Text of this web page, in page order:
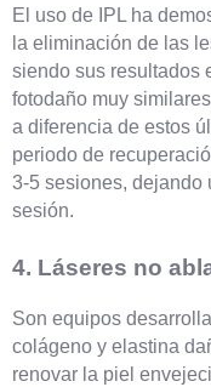
El uso de IPL ha
la eliminación de las
siendo sus resultados
fotodaño muy
a diferencia de estos
periodo de
3-5 sesiones, dejando
sesión.
4. Láseres no
Son equipos
colágeno y elastina
renovar la piel